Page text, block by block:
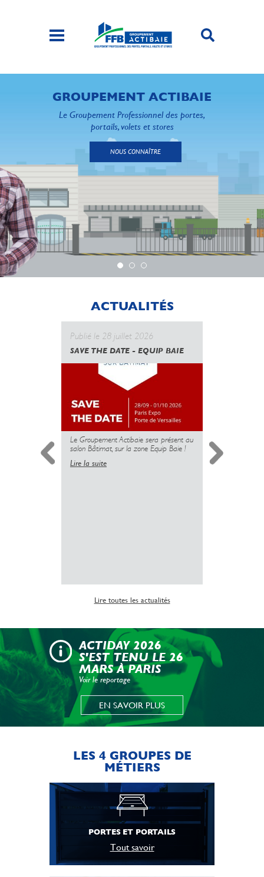
GROUPEMENT ACTIBAIE
Le Groupement Professionnel des portes,
portails, volets et stores
NOUS CONNAÎTRE
ACTUALITÉS
Publié le 28 juillet 2026
SAVE THE DATE - EQUIP BAIE
Le Groupement Actibaie sera présent au
salon Bâtimat, sur la zone Equip Baie !
Lire la suite
Lire toutes les actualités
ACTIDAY 2026
S'EST TENU LE 26
MARS À PARIS
Voir le reportage
EN SAVOIR PLUS
LES 4 GROUPES DE
MÉTIERS
PORTES ET PORTAILS
Tout savoir